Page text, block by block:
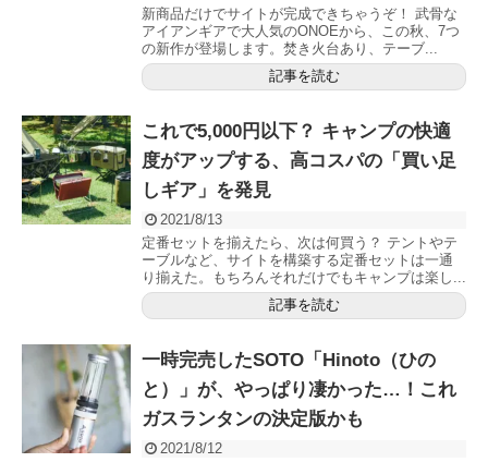
新商品だけでサイトが完成できちゃうぞ！ 武骨な
アイアンギアで大人気のONOEから、この秋、7つ
の新作が登場します。焚き火台あり、テーブ...
記事を読む
これで5,000円以下？ キャンプの快適
度がアップする、高コスパの「買い足
しギア」を発見
2021/8/13
定番セットを揃えたら、次は何買う？ テントやテ
ーブルなど、サイトを構築する定番セットは一通
り揃えた。もちろんそれだけでもキャンプは楽し...
記事を読む
一時完売したSOTO「Hinoto（ひの
と）」が、やっぱり凄かった…！これ
ガスランタンの決定版かも
2021/8/12